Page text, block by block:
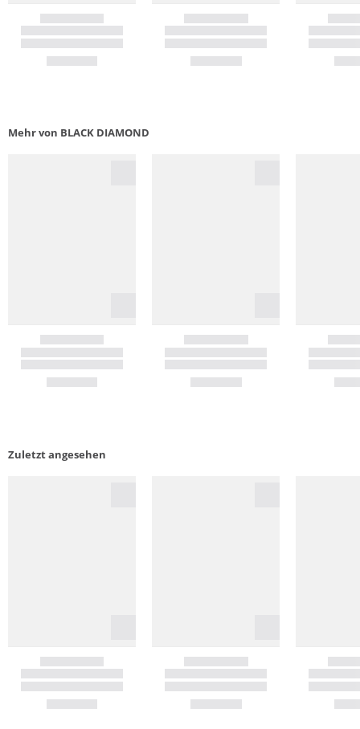
Mehr von BLACK DIAMOND
Zuletzt angesehen